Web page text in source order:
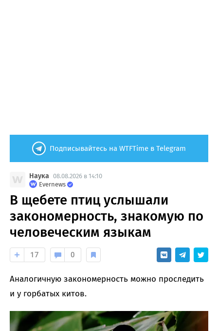
Подписывайтесь на WTFTime в Telegram
Наука 08.08.2026 в 14:10
Evernews
В щебете птиц услышали
закономерность, знакомую по
человеческим языкам
17 0
Аналогичную закономерность можно проследить
и у горбатых китов.